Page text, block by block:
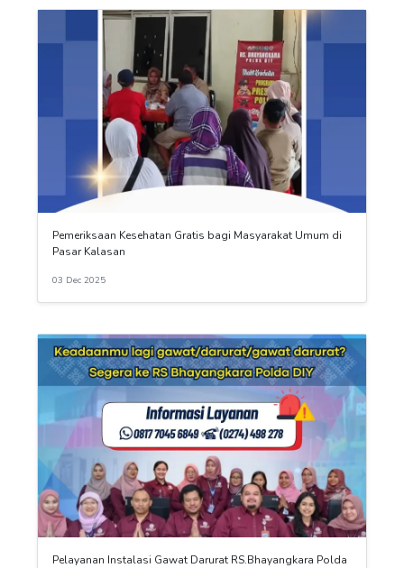
Pemeriksaan Kesehatan Gratis bagi Masyarakat Umum di
Pasar Kalasan
03 Dec 2025
Pelayanan Instalasi Gawat Darurat RS.Bhayangkara Polda